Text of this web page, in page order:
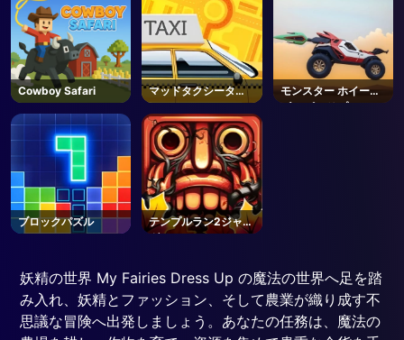
Cowboy Safari
マッドタクシータイ
ム
モンスター ホイール
ズ アポカリプス
ブロックパズル
テンプルラン2ジャン
グルフォール
妖精の世界 My Fairies Dress Up の魔法の世界へ足を踏
み入れ、妖精とファッション、そして農業が織り成す不
思議な冒険へ出発しましょう。あなたの任務は、魔法の